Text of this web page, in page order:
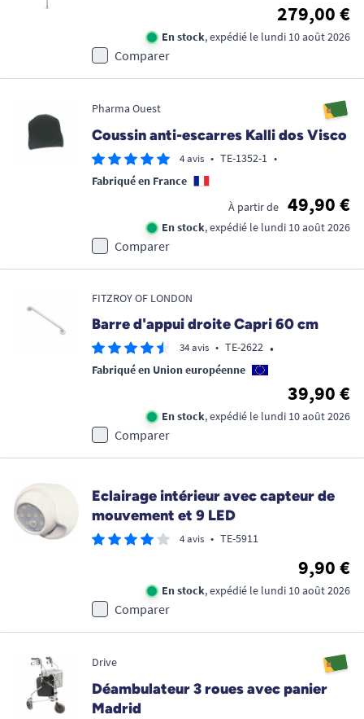
279,00 €
En stock, expédié le lundi 10 août 2026
Comparer
Pharma Ouest
Coussin anti-escarres Kalli dos Visco
4 avis • TE-1352-1 •
Fabriqué en France
À partir de
49,90 €
En stock, expédié le lundi 10 août 2026
Comparer
FITZROY OF LONDON
Barre d'appui droite Capri 60 cm
34 avis • TE-2622 •
Fabriqué en Union européenne
39,90 €
En stock, expédié le lundi 10 août 2026
Comparer
Eclairage intérieur avec capteur de
mouvement et 9 LED
4 avis • TE-5911
9,90 €
En stock, expédié le lundi 10 août 2026
Comparer
Drive
Déambulateur 3 roues avec panier
Madrid